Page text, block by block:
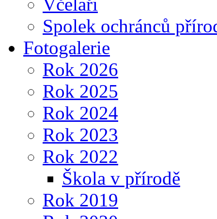
Spolek ochránců
Fotogalerie
Rok 2026
Rok 2025
Rok 2024
Rok 2023
Rok 2022
Škola v přírodě
Rok 2019